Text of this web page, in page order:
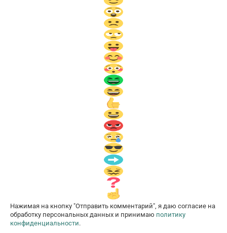
Нажимая на кнопку "Отправить комментарий", я даю согласие на
обработку персональных данных и принимаю политику
конфиденциальности.